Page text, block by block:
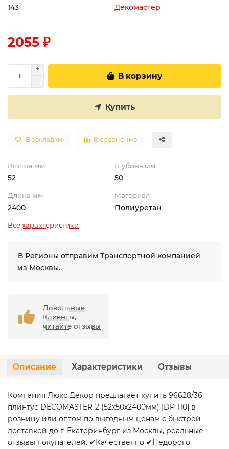
143 Декомастер
2055 ₽
В корзину
Купить
В закладки В сравнение
Высота мм
52
Глубина мм
50
Длина мм
2400
Материал
Полиуретан
Все характеристики
В Регионы отправим Транспортной компанией
из Москвы.
Довольные
Клиенты,
читайте отзывы
Описание Характеристики Отзывы
Компания Люкс Декор предлагает купить 96628/36
плинтус DECOMASTER-2 (52х50х2400мм) [DP-110] в
розницу или оптом по выгодным ценам с быстрой
доставкой до г. Екатеринбург из Москвы, реальные
отзывы покупателей. ✔Качественно ✔Недорого